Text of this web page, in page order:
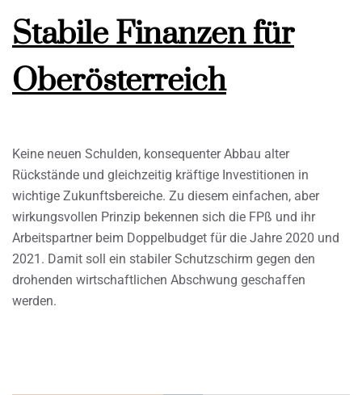
Stabile Finanzen für
Oberösterreich
Keine neuen Schulden, konsequenter Abbau alter
Rückstände und gleichzeitig kräftige Investitionen in
wichtige Zukunftsbereiche. Zu diesem einfachen, aber
wirkungsvollen Prinzip bekennen sich die FPß und ihr
Arbeitspartner beim Doppelbudget für die Jahre 2020 und
2021. Damit soll ein stabiler Schutzschirm gegen den
drohenden wirtschaftlichen Abschwung geschaffen
werden.